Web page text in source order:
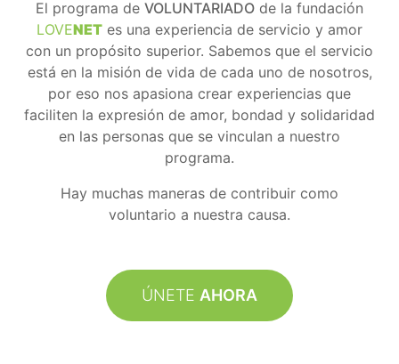
El programa de VOLUNTARIADO de la fundación
LOVENET es una experiencia de servicio y amor
con un propósito superior. Sabemos que el servicio
está en la misión de vida de cada uno de nosotros,
por eso nos apasiona crear experiencias que
faciliten la expresión de amor, bondad y solidaridad
en las personas que se vinculan a nuestro
programa.
Hay muchas maneras de contribuir como
voluntario a nuestra causa.
ÚNETE AHORA